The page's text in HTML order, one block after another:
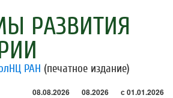
РАЗВИТИЯ
РАН (печатное издание)
08.08.2026 08.2026 с 01.01.2026